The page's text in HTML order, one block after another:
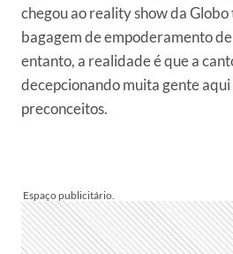
chegou ao reality show da
bagagem de empoderamento de
entanto, a realidade é que a
decepcionando muita gente aqui
preconceitos.